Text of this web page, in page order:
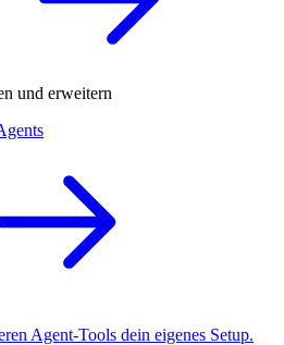
und erweitern
Agent-Tools dein eigenes Setup.